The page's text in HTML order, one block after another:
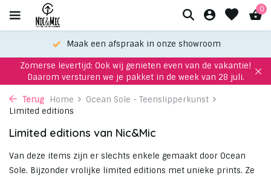
0
Maak een afspraak in onze showroom
Zomerse levertijd: Ook wij genieten even van de vakantie!
Daarom versturen we je pakket in de week van 28 juli.
Terug Home
Ocean Sole - Teenslipperkunst
Limited editions
Limited editions van Nic&Mic
Van deze items zijn er slechts enkele gemaakt door Ocean
Sole. Bijzonder vrolijke limited editions met unieke prints. Ze